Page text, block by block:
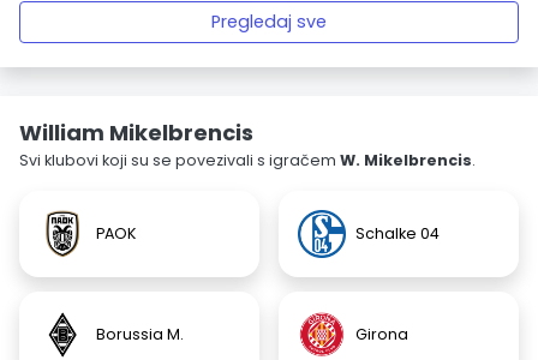
Pregledaj sve
William Mikelbrencis
Svi klubovi koji su se povezivali s igračem W. Mikelbrencis.
PAOK Schalke 04
Borussia M. Girona